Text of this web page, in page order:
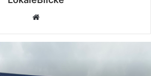
Webseite